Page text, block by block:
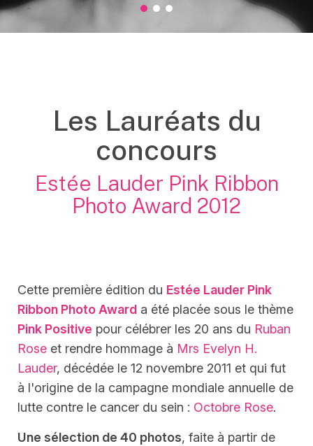
2012 Grand Prix
2012 Prix Accessit 1
2012 Prix Accessit 2
Les Lauréats du
concours
Estée Lauder Pink Ribbon
Photo Award 2012
Cette première édition du Estée Lauder Pink
Ribbon Photo Award a été placée sous le thème
Pink Positive pour célébrer les 20 ans du Ruban
Rose et rendre hommage à Mrs Evelyn H.
Lauder, décédée le 12 novembre 2011 et qui fut
à l'origine de la campagne mondiale annuelle de
lutte contre le cancer du sein : Octobre Rose.
Une sélection de 40 photos, faite à partir de